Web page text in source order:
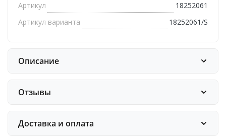
Артикул
18252061
Артикул варианта
18252061/S
Описание
Отзывы
Доставка и оплата